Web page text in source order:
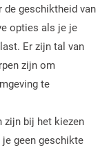
de geschiktheid van
opties als je je
Er zijn tal van
zijn om
te
zijn bij het kiezen
geen geschikte